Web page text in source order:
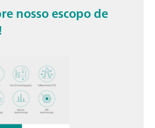
nosso escopo de